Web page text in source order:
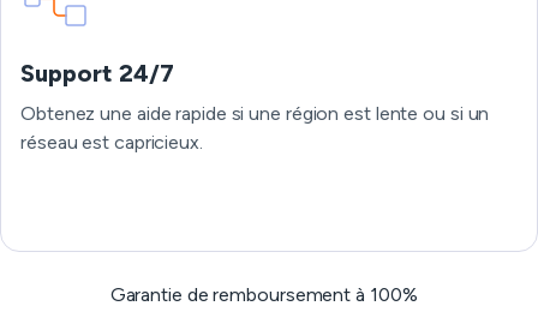
Support 24/7
Obtenez une aide rapide si une région est lente ou si un
réseau est capricieux.
Garantie de remboursement à 100%